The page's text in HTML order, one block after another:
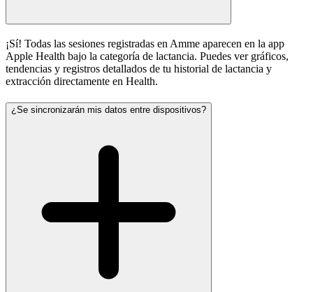
¡Sí! Todas las sesiones registradas en Amme aparecen en la app
Apple Health bajo la categoría de lactancia. Puedes ver gráficos,
tendencias y registros detallados de tu historial de lactancia y
extracción directamente en Health.
¿Se sincronizarán mis datos entre dispositivos?